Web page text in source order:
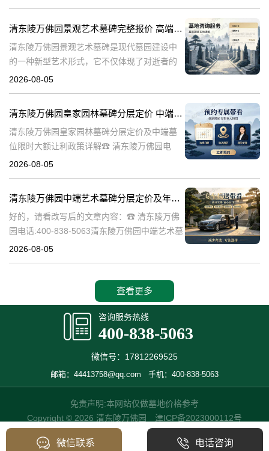
清东陵万佛园景观艺术墓碑完整报价 高端墓型大额直降活动详解
清东陵万佛园景观艺术墓碑是现代墓园建设中
的一种新型艺术形式，它不仅体现了对逝者的
尊重和缅怀，更是一种文化艺术的传承。本文
2026-08-05
清东陵万佛园皇家园林墓碑分层定价 中端墓位限时大额让利政策详解
清东陵万佛园皇家园林墓碑分层定价及中端墓
位限时大额让利政策详解☎ 清东陵万佛园电
话:400-838-5063清东陵万佛园，作为中国历史
2026-08-05
清东陵万佛园中端艺术墓碑分层定价及年度代祭服务限时赠送详解与选购指南
好的，请看改写后的文章内容：☎ 清东陵万佛
园电话:400-838-5063清东陵万佛园中端艺术墓
碑：分层定价与年度代祭服务详解及选购指南
2026-08-05
查看更多
咨询服务热线
400-838-5063
微信号：17812269525
邮箱：44413758@qq.com 手机：400-838-5063
免责声明:本网站仅做墓地价格参考
Copyright © 2026 清东陵万佛园 津ICP备2023000112号
微信联系 电话咨询